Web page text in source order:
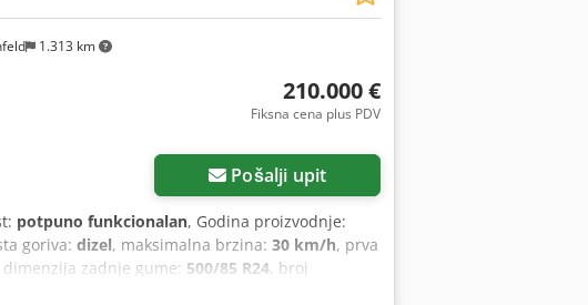
1.313 km
210.000 €
Fiksna cena plus PDV
Pošalji upit
potpuno funkcionalan, Godina proizvodnje:
goriva: dizel, maksimalna brzina: 30 km/h, prva
dimenzija zadnje gume: 500/85 R24, broj
osvetljenje, sekač za uljanu repicu, vučna